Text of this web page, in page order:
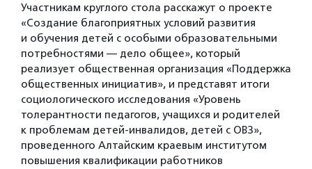
Участникам круглого стола расскажут о проекте
«Создание благоприятных условий развития
и обучения детей с особыми образовательными
потребностями — дело общее», который
реализует общественная организация «Поддержка
общественных инициатив», и представят итоги
социологического исследования «Уровень
толерантности педагогов, учащихся и родителей
к проблемам детей-инвалидов, детей с ОВЗ»,
проведенного Алтайским краевым институтом
повышения квалификации работников